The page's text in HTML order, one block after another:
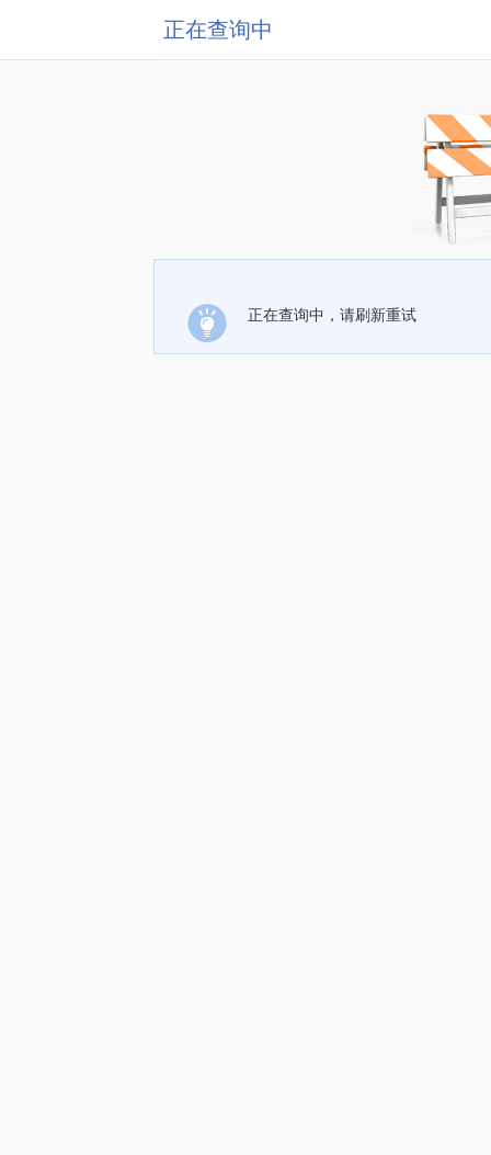
正在查询中
正在查询中，请刷新重试